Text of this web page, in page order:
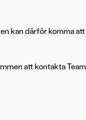
kan därför komma
att kontakta